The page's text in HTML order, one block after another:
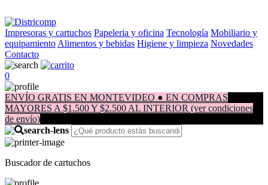
Impresoras y cartuchos Papeleria y oficina Tecnología Mobiliario y
equipamiento Alimentos y bebidas Higiene y limpieza Novedades
Contacto
0
ENVÍO GRATIS EN MONTEVIDEO ● EN COMPRAS
MAYORES A $1.500 Y $2.500 AL INTERIOR (ver condiciones
de envío)
Buscador de cartuchos